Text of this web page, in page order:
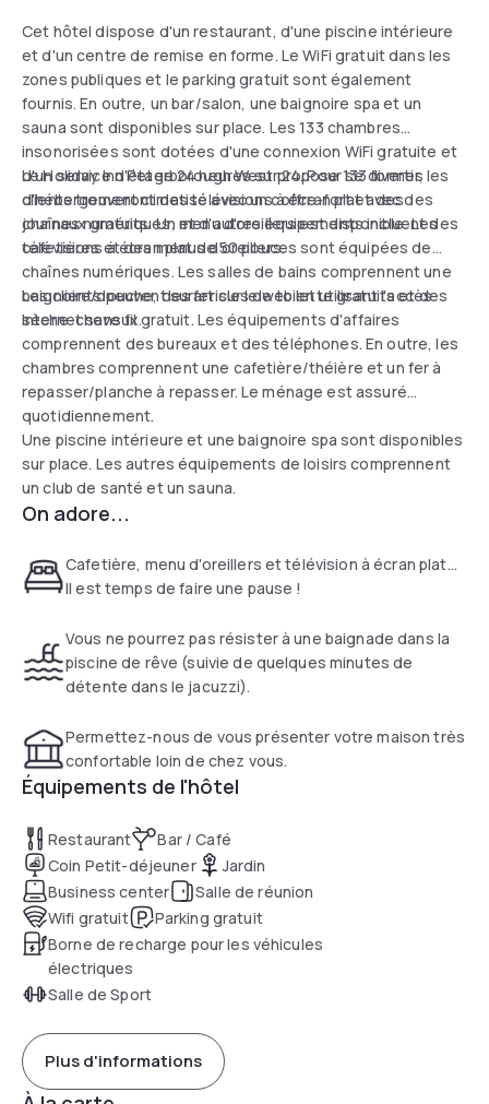
Cet hôtel dispose d'un restaurant, d'une piscine intérieure
et d'un centre de remise en forme. Le WiFi gratuit dans les
zones publiques et le parking gratuit sont également
fournis. En outre, un bar/salon, une baignoire spa et un
sauna sont disponibles sur place. Les 133 chambres
insonorisées sont dotées d'une connexion WiFi gratuite et
d'un service d'étage 24 heures sur 24. Pour se divertir, les
clients trouveront des télévisions à écran plat avec des
chaînes numériques, et d'autres équipements incluent des
cafetières et des menus d'oreillers.
Le Holiday Inn Peterborough West propose 133 formes
d'hébergement climatisé avec un coffre-fort et des
journaux gratuits. Un menu d'oreillers est disponible. Les
télévisions à écran plat de 50 pouces sont équipées de
chaînes numériques. Les salles de bains comprennent une
baignoire/douche, des articles de toilette gratuits et des
sèche-cheveux.
Les clients peuvent surfer sur le web en utilisant l'accès
Internet sans fil gratuit. Les équipements d'affaires
comprennent des bureaux et des téléphones. En outre, les
chambres comprennent une cafetière/théière et un fer à
repasser/planche à repasser. Le ménage est assuré
quotidiennement.
Une piscine intérieure et une baignoire spa sont disponibles
sur place. Les autres équipements de loisirs comprennent
un club de santé et un sauna.
On adore...
Cafetière, menu d'oreillers et télévision à écran plat...
Il est temps de faire une pause !
Vous ne pourrez pas résister à une baignade dans la
piscine de rêve (suivie de quelques minutes de
détente dans le jacuzzi).
Permettez-nous de vous présenter votre maison très
confortable loin de chez vous.
Équipements de l'hôtel
Restaurant
Bar / Café
Coin Petit-déjeuner
Jardin
Business center
Salle de réunion
Wifi gratuit
Parking gratuit
Borne de recharge pour les véhicules
électriques
Salle de Sport
Plus d'informations